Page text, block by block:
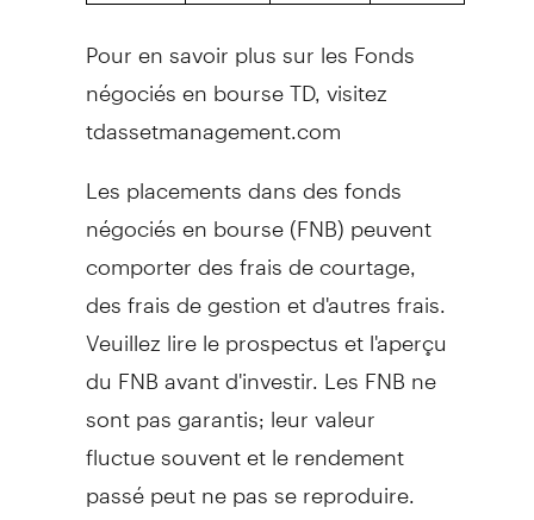
Pour en savoir plus sur les Fonds
négociés en bourse TD, visitez
tdassetmanagement.com
Les placements dans des fonds
négociés en bourse (FNB) peuvent
comporter des frais de courtage,
des frais de gestion et d'autres frais.
Veuillez lire le prospectus et l'aperçu
du FNB avant d'investir. Les FNB ne
sont pas garantis; leur valeur
fluctue souvent et le rendement
passé peut ne pas se reproduire.